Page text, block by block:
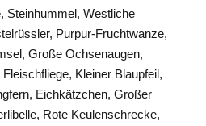
Steinhummel, Westliche
Purpur-Fruchtwanze,
Große Ochsenaugen,
Kleiner Blaupfeil,
Eichkätzchen, Großer
Rote Keulenschrecke,